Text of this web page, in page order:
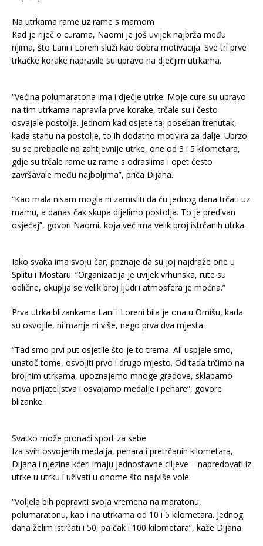
Na utrkama rame uz rame s mamom
Kad je riječ o curama, Naomi je još uvijek najbrža među
njima, što Lani i Loreni služi kao dobra motivacija. Sve tri prve
trkačke korake napravile su upravo na dječjim utrkama.
“Većina polumaratona ima i dječje utrke. Moje cure su upravo
na tim utrkama napravila prve korake, trčale su i često
osvajale postolja. Jednom kad osjete taj poseban trenutak,
kada stanu na postolje, to ih dodatno motivira za dalje. Ubrzo
su se prebacile na zahtjevnije utrke, one od 3 i 5 kilometara,
gdje su trčale rame uz rame s odraslima i opet često
završavale među najboljima”, priča Dijana.
“Kao mala nisam mogla ni zamisliti da ću jednog dana trčati uz
mamu, a danas čak skupa dijelimo postolja. To je predivan
osjećaj”, govori Naomi, koja već ima velik broj istrčanih utrka.
Iako svaka ima svoju čar, priznaje da su joj najdraže one u
Splitu i Mostaru: “Organizacija je uvijek vrhunska, rute su
odlične, okuplja se velik broj ljudi i atmosfera je moćna.”
Prva utrka blizankama Lani i Loreni bila je ona u Omišu, kada
su osvojile, ni manje ni više, nego prva dva mjesta.
“Tad smo prvi put osjetile što je to trema. Ali uspjele smo,
unatoč tome, osvojiti prvo i drugo mjesto. Od tada trčimo na
brojnim utrkama, upoznajemo mnoge gradove, sklapamo
nova prijateljstva i osvajamo medalje i pehare”, govore
blizanke.
Svatko može pronaći sport za sebe
Iza svih osvojenih medalja, pehara i pretrčanih kilometara,
Dijana i njezine kćeri imaju jednostavne ciljeve – napredovati iz
utrke u utrku i uživati u onome što najviše vole.
“Voljela bih popraviti svoja vremena na maratonu,
polumaratonu, kao i na utrkama od 10 i 5 kilometara. Jednog
dana želim istrčati i 50, pa čak i 100 kilometara”, kaže Dijana.